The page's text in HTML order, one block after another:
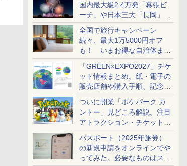
国内最大級2.4万発「幕張ビ
ーチ」や日本三大「長岡」な
ど大型イベント目白押し！
全国で旅行キャンペーン
続々、最大1万5000円オフ
も！ いまお得な自治体まと
め
「GREEN×EXPO2027」チケ
ット情報まとめ。紙・電子の
販売店舗や購入手順、記念チ
ケットも解説
ついに開業「ポケパーク カ
ントー」見どころ解説。注目
アトラクション・チケット手
配・来場前に必要な準備は？
パスポート（2025年旅券）
の新規申請をオンラインでや
ってみた。必要なものはスマ